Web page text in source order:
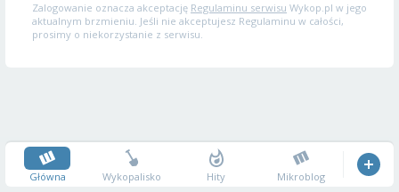
Zalogowanie oznacza akceptację Regulaminu serwisu Wykop.pl w jego
aktualnym brzmieniu. Jeśli nie akceptujesz Regulaminu w całości,
prosimy o niekorzystanie z serwisu.
Główna Wykopalisko Hity Mikroblog